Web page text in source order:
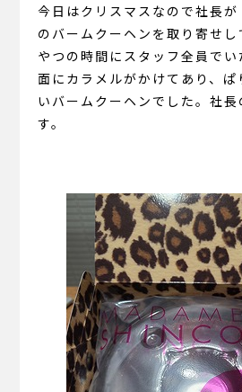
今日はクリスマスなので社長が
のバームクーヘンを取り寄せ
やつの時間にスタッフ全員で
面にカラメルがかけてあり、ぱ
いバームクーヘンでした。社
す。